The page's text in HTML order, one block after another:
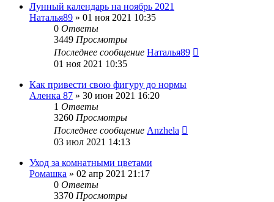
Лунный календарь на ноябрь 2021
Наталья89 » 01 ноя 2021 10:35
0 Ответы
3449 Просмотры
Последнее сообщение Наталья89
01 ноя 2021 10:35
Как привести свою фигуру до нормы
Аленка 87 » 30 июн 2021 16:20
1 Ответы
3260 Просмотры
Последнее сообщение Anzhela
03 июл 2021 14:13
Уход за комнатными цветами
Ромашка » 02 апр 2021 21:17
0 Ответы
3370 Просмотры